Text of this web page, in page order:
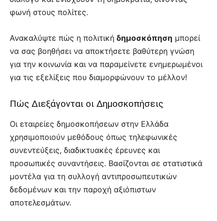
φωνή στους πολίτες.
Ανακαλύψτε πώς η πολιτική δημοσκόπηση μπορεί
να σας βοηθήσει να αποκτήσετε βαθύτερη γνώση
για την κοινωνία και να παραμείνετε ενημερωμένοι
για τις εξελίξεις που διαμορφώνουν το μέλλον!
Πώς Διεξάγονται οι Δημοσκοπήσεις
Οι εταιρείες δημοσκοπήσεων στην Ελλάδα
χρησιμοποιούν μεθόδους όπως τηλεφωνικές
συνεντεύξεις, διαδικτυακές έρευνες και
προσωπικές συναντήσεις. Βασίζονται σε στατιστικά
μοντέλα για τη συλλογή αντιπροσωπευτικών
δεδομένων και την παροχή αξιόπιστων
αποτελεσμάτων.